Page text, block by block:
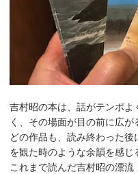
吉村昭の本は、話がテンポ
く、その場面が目の前に広が
どの作品も、読み終わった
を観た時のような余韻を感じ
これまで読んだ吉村昭の漂